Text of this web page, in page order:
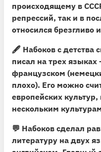
происходящему в
репрессий, так и в
относился брезгливо
🖋 Набоков с детства
писал на трех языках
французском
плохо). Его можно
европейских
нескольким
💬 Набоков сделал
литературу на двух